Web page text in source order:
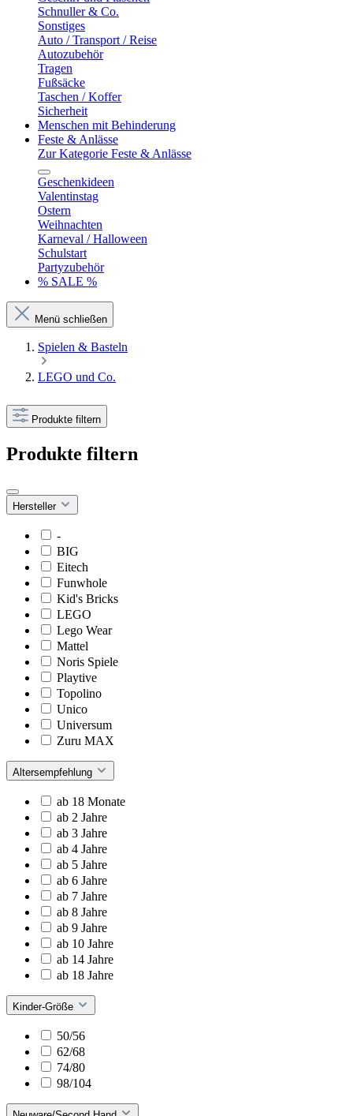
Schnuller & Co.
Sonstiges
Auto / Transport / Reise
Autozubehör
Tragen
Fußsäcke
Taschen / Koffer
Sicherheit
Menschen mit Behinderung
Feste & Anlässe
Zur Kategorie Feste & Anlässe
Geschenkideen
Valentinstag
Ostern
Weihnachten
Karneval / Halloween
Schulstart
Partyzubehör
% SALE %
Menü schließen
Spielen & Basteln
LEGO und Co.
Produkte filtern
Produkte filtern
Hersteller
-
BIG
Eitech
Funwhole
Kid's Bricks
LEGO
Lego Wear
Mattel
Noris Spiele
Playtive
Topolino
Unico
Universum
Zuru MAX
Altersempfehlung
ab 18 Monate
ab 2 Jahre
ab 3 Jahre
ab 4 Jahre
ab 5 Jahre
ab 6 Jahre
ab 7 Jahre
ab 8 Jahre
ab 9 Jahre
ab 10 Jahre
ab 14 Jahre
ab 18 Jahre
Kinder-Größe
50/56
62/68
74/80
98/104